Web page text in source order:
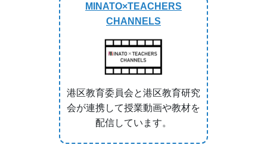
MINATO×TEACHERS
CHANNELS
港区教育委員会と港区教育研究
会が連携して授業動画や教材を
配信しています。